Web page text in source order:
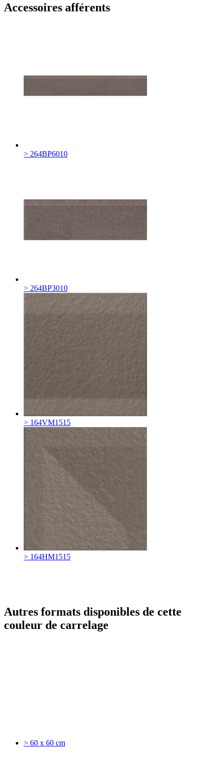
Accessoires afférents
> 264BP6010
> 264BP3010
> 164VM1515
> 164HM1515
Autres formats disponibles de cette
couleur de carrelage
> 60 x 60 cm